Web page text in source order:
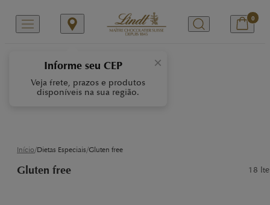
×
Informe seu CEP
Veja frete, prazos e produtos
disponíveis na sua região.
0
Chocolates sem glúten criados com
Início/Dietas Especiais/Gluten free
Gluten free 18